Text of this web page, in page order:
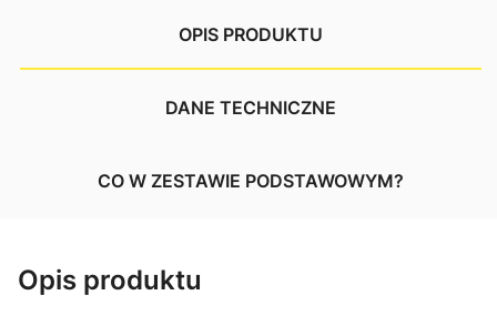
OPIS PRODUKTU
DANE TECHNICZNE
CO W ZESTAWIE PODSTAWOWYM?
Opis produktu